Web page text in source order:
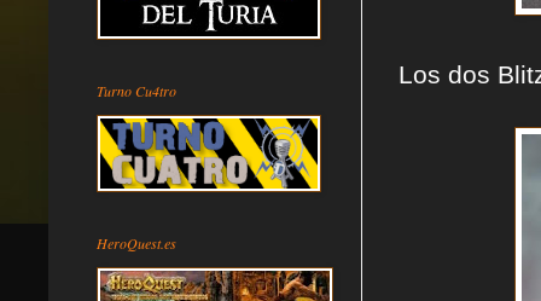
Los dos
Turno Cu4tro
HeroQuest.es